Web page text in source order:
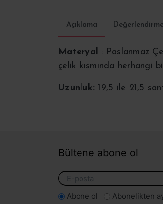
Açıklama
Materyal : Paslanmaz
çelik kısmında herhangi
Uzunluk: 19,5 ile 21,5
Bültene abone ol
Abone ol
Abonelikten